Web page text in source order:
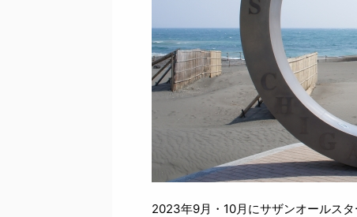
2023年9月・10月にサザンオールス